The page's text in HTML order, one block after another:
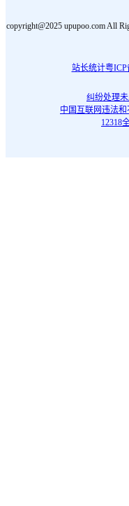
copyright@2025 upupoo.com All
站长统计粤ICP
纠纷处理
中国互联网违法
12318